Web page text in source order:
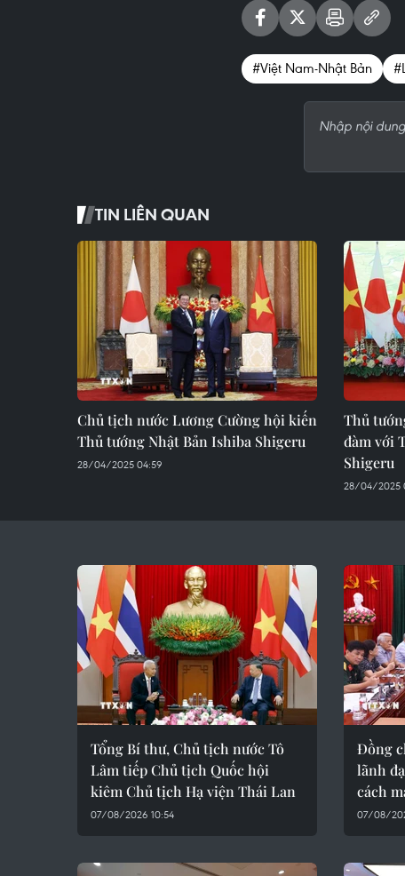
#Việt Nam-Nhật Bản
TIN LIÊN QUAN
Chủ tịch nước Lương Cường hội kiến
Thủ tướng Nhật Bản Ishiba Shigeru
28/04/2025 04:59
Thủ
đàm với
Shigeru
28/04/2025
Tổng Bí thư, Chủ tịch nước Tô
Lâm tiếp Chủ tịch Quốc hội
kiêm Chủ tịch Hạ viện Thái Lan
07/08/2026 10:54
Đồng
lãnh
cách
07/08/